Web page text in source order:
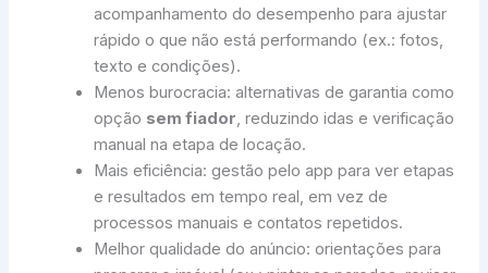
acompanhamento do desempenho para ajustar
rápido o que não está performando (ex.: fotos,
texto e condições).
Menos burocracia: alternativas de garantia como
opção sem fiador, reduzindo idas e verificação
manual na etapa de locação.
Mais eficiência: gestão pelo app para ver etapas
e resultados em tempo real, em vez de
processos manuais e contatos repetidos.
Melhor qualidade do anúncio: orientações para